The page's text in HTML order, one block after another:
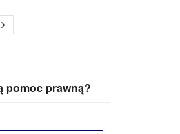
pomoc prawną?